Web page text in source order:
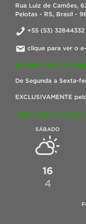
Rua Luiz de Camões,
Pelotas - RS, Brasil -
+55 (53)
clique para ver o
HORÁRIO DE
De Segunda a Sexta-
EXCLUSIVAMENTE
TEMPO EM PELOTAS,
SÁBADO
16
4